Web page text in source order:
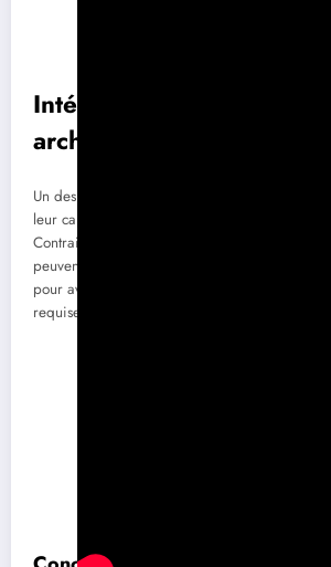
Intégration esthétique et
architectural des
Un des points forts des panneaux solaires
leur capacité à se fondre dans l’esthétique de
Contrairement aux systèmes de panneaux
peuvent être intrusifs, les panneaux intégrés à
pour avoir un aspect moins visible tout en
requise.